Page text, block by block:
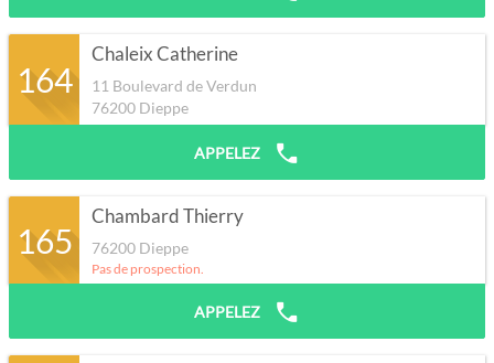
164
Chaleix Catherine
11 Boulevard de Verdun
76200 Dieppe
APPELEZ
165
Chambard Thierry
76200 Dieppe
Pas de prospection.
APPELEZ